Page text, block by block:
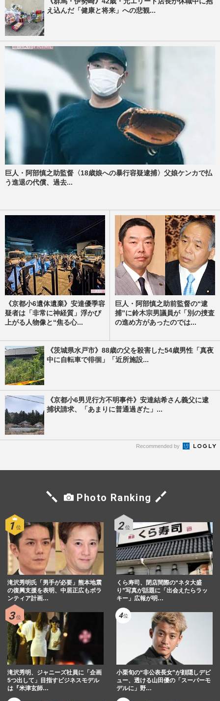
え込んだ「健康と将来」への悲観...
巨人・阿部慎之助監督〈18歳娘への暴行容疑逮捕〉父娘ケンカで払
う進退の代償、過去...
《京都小6遺体遺棄》安達優季容
疑者は「非常に神経質」浮かび
上がる人物像と“焦る心...
巨人・阿部慎之助前監督の“逮
捕”に鈴木宗男議員が「別の捜査
の進め方があったのでは...
《茨城県水戸市》88歳の父を殺害した54歳男性「真夜
中に自転車で徘徊」「近所施設...
《京都小6男児行方不明事件》安達結希さん義父に逮
捕状請求、「あまりに普通過ぎた」...
Recommended by
Photo Ranking
滝沢秀明氏「男手が必要」熊本地震
の復興支援を表明、中居正広もボラ
ンティア計画…
くら寿司、閉店間際の“ネタ大盛
り”写真が話題に「出会えたらラッ
キー」広報が明…
滝沢秀明、ジャニーズ社員に「企画
5つ出して」目指すビジネスモデル
は『米津玄師…
小栗旬の“非公表長女”が顔隠しデビ
ュー、透ける山田優の「スーパーモ
デルに」野…